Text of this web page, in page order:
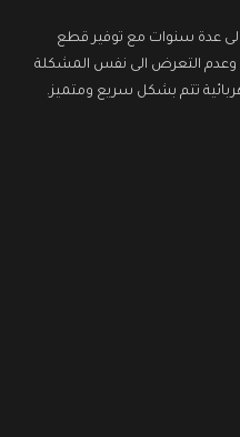
الى عدة سنوات مع توفير قطع
وعدم التعرض الى نفس المشكلة
تتم بشكل سريع ومتميز.